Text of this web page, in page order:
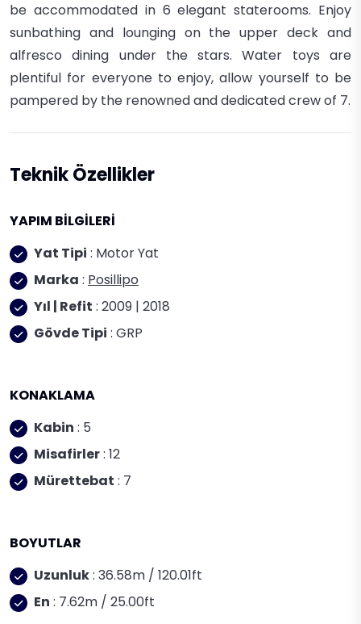
be accommodated in 6 elegant staterooms. Enjoy
sunbathing and lounging on the upper deck and
alfresco dining under the stars. Water toys are
plentiful for everyone to enjoy, allow yourself to be
pampered by the renowned and dedicated crew of 7.
Teknik Özellikler
YAPIM BİLGİLERİ
Yat Tipi : Motor Yat
Marka : Posillipo
Yıl | Refit : 2009 | 2018
Gövde Tipi : GRP
KONAKLAMA
Kabin : 5
Misafirler: 12
Mürettebat : 7
BOYUTLAR
Uzunluk: 36.58m / 120.01ft
En : 7.62m / 25.00ft